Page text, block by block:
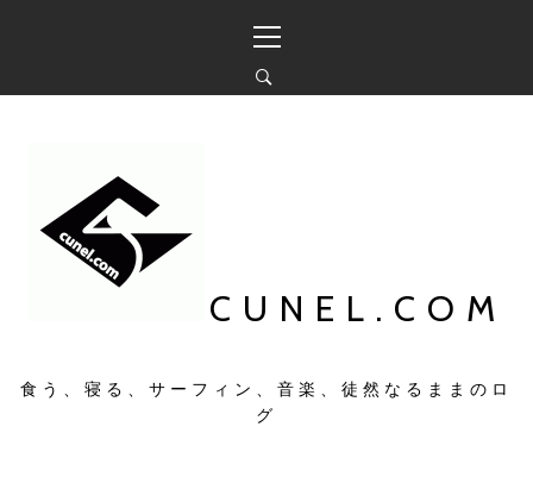
ン
イ
ン
メ
CUNEL.COM
食う、寝る、サーフィン、音楽、徒然なるままのロ
グ